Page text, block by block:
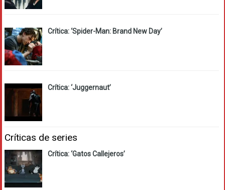
Crítica: ‘Spider-Man: Brand New Day’
Crítica: ‘Juggernaut’
Críticas de series
Crítica: ‘Gatos Callejeros’